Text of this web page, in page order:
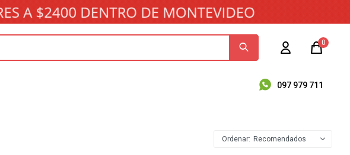
097 979 711
0
Recomendados